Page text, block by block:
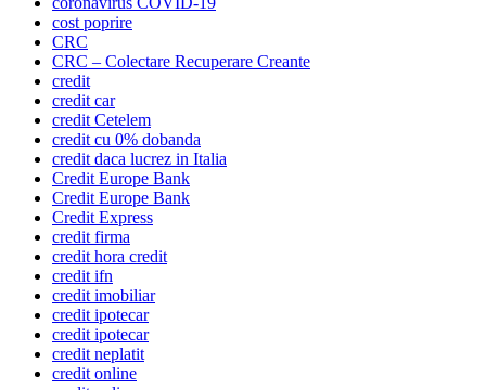
cost poprire
CRC
CRC – Colectare Recuperare Creante
credit
credit car
credit Cetelem
credit cu 0% dobanda
credit daca lucrez in Italia
Credit Europe Bank
Credit Europe Bank
Credit Express
credit firma
credit hora credit
credit ifn
credit imobiliar
credit ipotecar
credit ipotecar
credit neplatit
credit online